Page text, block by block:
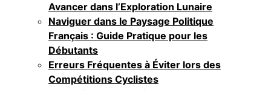
Avancer dans l’Exploration Lunaire
Naviguer dans le Paysage Politique
Français : Guide Pratique pour les
Débutants
Erreurs Fréquentes à Éviter lors des
Compétitions Cyclistes